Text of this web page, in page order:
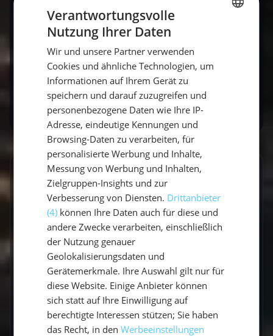
as Abenteuer suchst
– an Bord eines
Segelbootes ist der Alltag alles andere als
gewöhnlich.
Bereit für dein nächstes Abenteuer auf dem
Wasser? Entdeckeunsere Mitsegel-Törns
GESCHRIEBEN VON
Vicci
Travel Explorerin
Vicci schreibt über Segelabenteuer,
Küstenorte und Reisen abseits der üblichen
Routen. Mit einem Gespür für besondere
Momente verbindet sie Explorer-Spirit mit
praktischen Travel-Tipps.
Verantwortungsvolle
Nutzung Ihrer Daten
Wir und unsere Partner verwenden
Cookies und ähnliche Technologien, um
Informationen auf Ihrem Gerät zu
speichern und darauf zuzugreifen und
personenbezogene Daten wie Ihre IP-
Adresse, eindeutige Kennungen und
Browsing-Daten zu verarbeiten, für
personalisierte Werbung und Inhalte,
Messung von Werbung und Inhalten,
Zielgruppen-Insights und zur
Verbesserung von Diensten. Drittanbieter
(4) können Ihre Daten auch für diese und
andere Zwecke verarbeiten, einschließlich
der Nutzung genauer
Geolokalisierungsdaten und
Gerätemerkmale. Ihre Auswahl gilt nur für
diese Website. Einige Anbieter können
sich statt auf Ihre Einwilligung auf
berechtigte Interessen stützen; Sie haben
das Recht, in denWerbeeinstellungen